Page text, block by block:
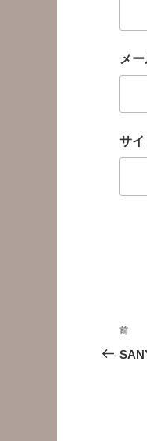
メ
サイ
投
稿
前
の
前